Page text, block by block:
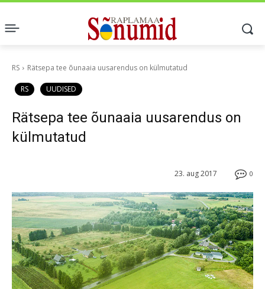
RS Rätsepa tee õunaaia uusarendus on külmutatud
RS UUDISED
Rätsepa tee õunaaia uusarendus on
külmutatud
0
23. aug 2017